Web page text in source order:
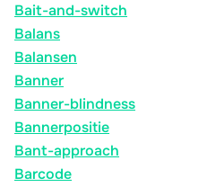
Bait-and-switch
Balans
Balansen
Banner
Banner-blindness
Bannerpositie
Bant-approach
Barcode